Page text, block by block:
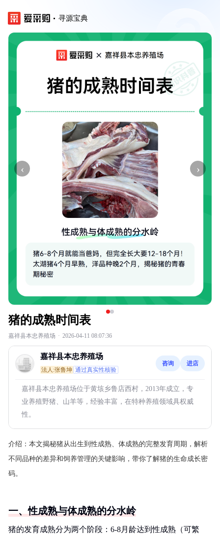
寻源宝典
‹ ›
猪的成熟时间表
嘉祥县本忠养殖场 · 2026-04-11 08:07:36
嘉祥县本忠养殖场
法人:张鲁坤 通过真实性核验
咨询 进店
嘉祥县本忠养殖场位于黄垓乡鲁店西村，2013年成立，专
业养殖野猪、山羊等，经验丰富，在特种养殖领域具权威
性。
介绍： 本文揭秘猪从出生到性成熟、体成熟的完整发育周期，解析
不同品种的差异和饲养管理的关键影响，带你了解猪的生命成长密
码。
一、性成熟与体成熟的分水岭
猪的发育成熟分为两个阶段：6-8月龄达到性成熟（可繁